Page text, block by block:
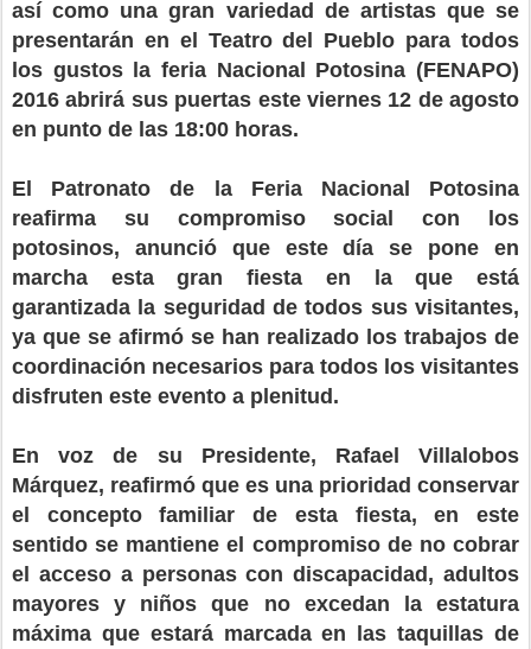
así como una gran variedad de artistas que se
presentarán en el Teatro del Pueblo para todos
los gustos la feria Nacional Potosina (FENAPO)
2016 abrirá sus puertas este viernes 12 de agosto
en punto de las 18:00 horas.
El Patronato de la Feria Nacional Potosina
reafirma su compromiso social con los
potosinos, anunció que este día se pone en
marcha esta gran fiesta en la que está
garantizada la seguridad de todos sus visitantes,
ya que se afirmó se han realizado los trabajos de
coordinación necesarios para todos los visitantes
disfruten este evento a plenitud.
En voz de su Presidente, Rafael Villalobos
Márquez, reafirmó que es una prioridad conservar
el concepto familiar de esta fiesta, en este
sentido se mantiene el compromiso de no cobrar
el acceso a personas con discapacidad, adultos
mayores y niños que no excedan la estatura
máxima que estará marcada en las taquillas de